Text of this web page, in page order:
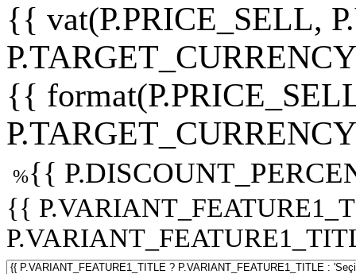
{{ vat(P.PRICE_SELL,
{{
%{{
{{